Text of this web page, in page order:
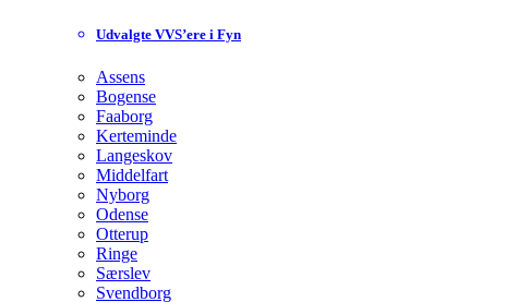
Udvalgte VVS’ere i Fyn
Assens
Bogense
Faaborg
Kerteminde
Langeskov
Middelfart
Nyborg
Odense
Otterup
Ringe
Særslev
Svendborg